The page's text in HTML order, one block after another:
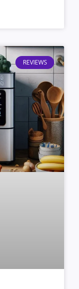
REVIEWS